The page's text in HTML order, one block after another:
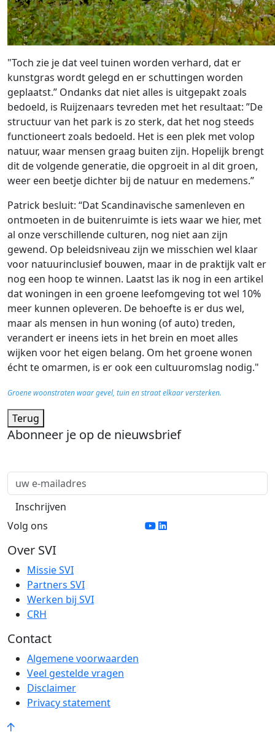
"Toch zie je dat veel tuinen worden verhard, dat er
kunstgras wordt gelegd en er schuttingen worden
geplaatst.” Ondanks dat niet alles is uitgepakt zoals
bedoeld, is Ruijzenaars tevreden met het resultaat: ”De
structuur van het park is zo sterk, dat het nog steeds
functioneert zoals bedoeld. Het is een plek met volop
natuur, waar mensen graag buiten zijn. Hopelijk brengt
dit de volgende generatie, die opgroeit in al dit groen,
weer een beetje dichter bij de natuur en medemens.”
Patrick besluit: “Dat Scandinavische samenleven en
ontmoeten in de buitenruimte is iets waar we hier, met
al onze verschillende culturen, nog niet aan zijn
gewend. Op beleidsniveau zijn we misschien wel klaar
voor natuurinclusief bouwen, maar in de praktijk valt er
nog een hoop te winnen. Laatst las ik nog in een artikel
dat woningen in een groene leefomgeving tot wel 10%
meer kunnen opleveren. De behoefte is er dus wel,
maar als mensen in hun woning (of auto) treden,
verandert er ineens iets in het brein en moet alles
wijken voor het eigen belang. Om het groene wonen
écht te omarmen, is er ook een cultuuromslag nodig."
Groene woonstraten waar gevel, tuin en straat elkaar versterken.
Terug
Abonneer je op de nieuwsbrief
Volg ons
Over SVI
Missie SVI
Partners SVI
Werken bij SVI
CRH
Contact
Algemene voorwaarden
Veel gestelde vragen
Disclaimer
Privacy statement